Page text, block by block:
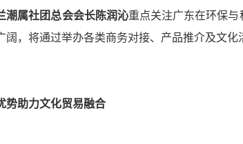
潮属社团总会会长陈润沁重点关注广东在环保
阔，将通过举办各类商务对接、产品推介及文化
势助力文化贸易融合